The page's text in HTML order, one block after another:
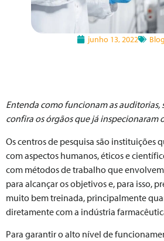
junho 13, 2022
Entenda como funcionam as auditorias,
confira os órgãos que já inspecionaram o
Os centros de pesquisa são instituições
com aspectos humanos, éticos e
com métodos de trabalho que
para alcançar os objetivos e, para isso,
muito bem treinada, principalmente
diretamente com a indústria
Para garantir o alto nível de